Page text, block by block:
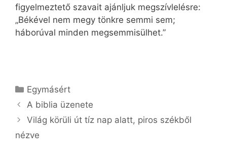
figyelmeztető szavait ajánljuk megszívlelésre:
„Békével nem megy tönkre semmi sem;
háborúval minden megsemmisülhet.”
Kategória
Egymásért
A biblia üzenete
Világ körüli út tíz nap alatt, piros székből
nézve